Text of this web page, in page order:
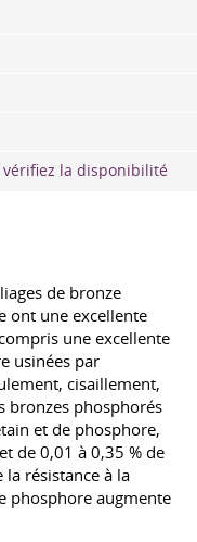
vérifiez la disponibilité
de bronze
ont une excellente
une excellente
usinées par
cisaillement,
bronzes phosphorés
et de phosphore,
de 0,01 à 0,35 % de
résistance à la
phosphore augmente